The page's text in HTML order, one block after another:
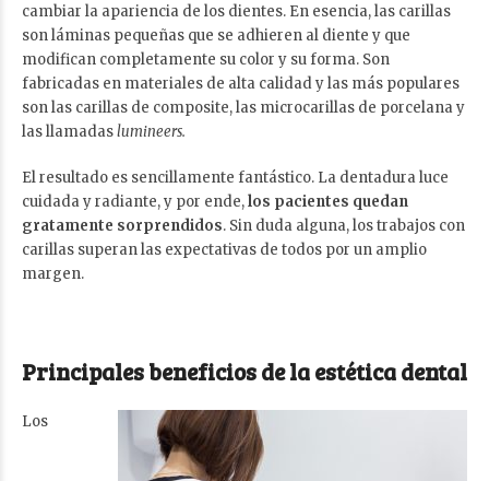
cambiar la apariencia de los dientes. En esencia, las carillas
son láminas pequeñas que se adhieren al diente y que
modifican completamente su color y su forma. Son
fabricadas en materiales de alta calidad y las más populares
son las carillas de composite, las microcarillas de porcelana y
las llamadaslumineers.
El resultado es sencillamente fantástico. La dentadura luce
cuidada y radiante, y por ende,los pacientes quedan
gratamente sorprendidos. Sin duda alguna, los trabajos con
carillas superan las expectativas de todos por un amplio
margen.
Principales beneficios de la estética dental
Los